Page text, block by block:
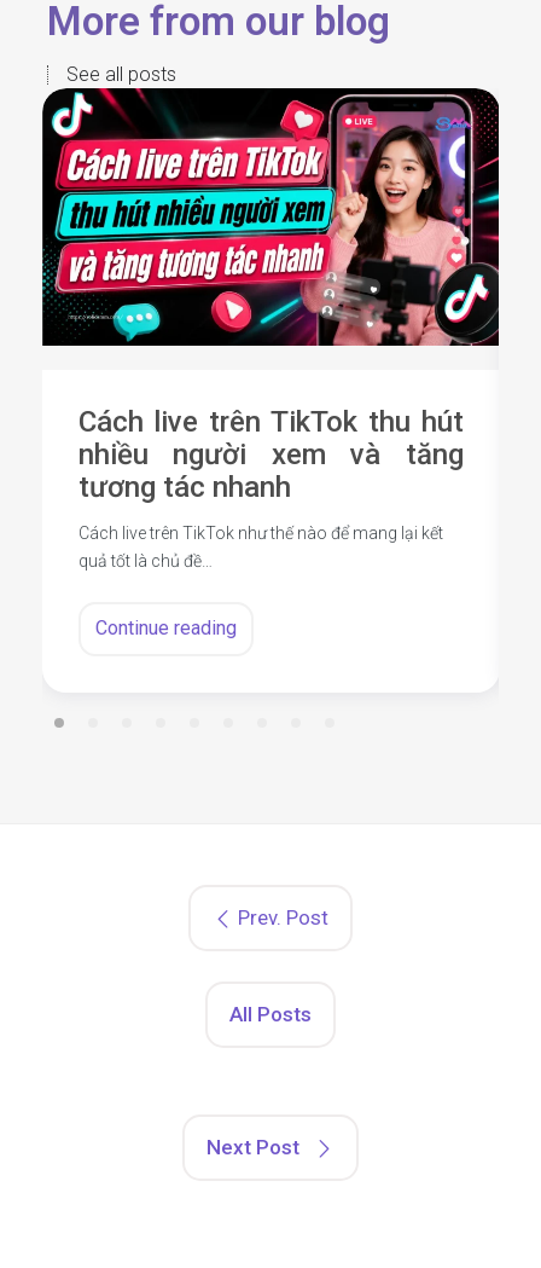
More from our blog
See all posts
Cách live trên TikTok thu hút
nhiều người xem và tăng
tương tác nhanh
Cách live trên TikTok như thế nào để mang lại kết
quả tốt là chủ đề…
Continue reading
Prev. Post
All Posts
Next Post